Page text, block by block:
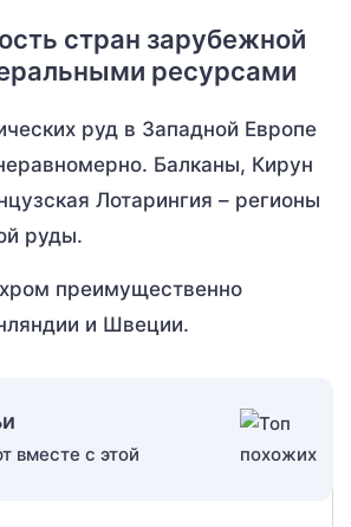
стран зарубежной
ресурсами
руд в Западной Европе
Балканы, Кирун
Лотарингия – регионы
руды.
преимущественно
и Швеции.
вместе с этой